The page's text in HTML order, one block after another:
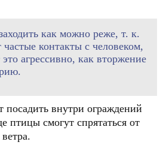
как можно реже, т. к.
контакты с человеком,
агрессивно, как вторжение
посадить внутри ограждений
птицы смогут спрятаться от